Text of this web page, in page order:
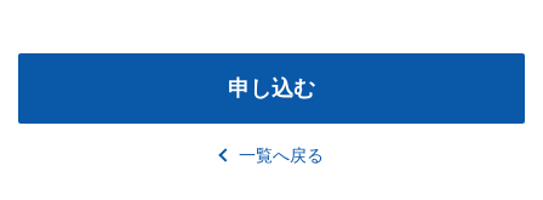
申し込む
一覧へ戻る